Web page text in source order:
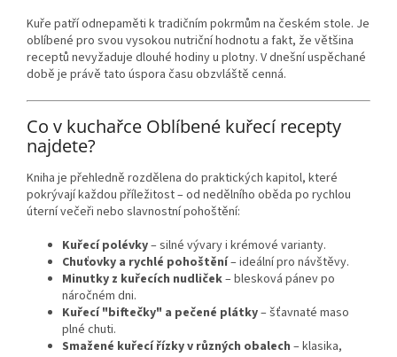
Kuře patří odnepaměti k tradičním pokrmům na českém stole. Je
oblíbené pro svou vysokou nutriční hodnotu a fakt, že většina
receptů nevyžaduje dlouhé hodiny u plotny. V dnešní uspěchané
době je právě tato úspora času obzvláště cenná.
Co v kuchařce Oblíbené kuřecí recepty
najdete?
Kniha je přehledně rozdělena do praktických kapitol, které
pokrývají každou příležitost – od nedělního oběda po rychlou
úterní večeři nebo slavnostní pohoštění:
Kuřecí polévky– silné vývary i krémové varianty.
Chuťovky a rychlé pohoštění– ideální pro návštěvy.
Minutky z kuřecích nudliček– blesková pánev po
náročném dni.
Kuřecí "biftečky" a pečené plátky– šťavnaté maso
plné chuti.
Smažené kuřecí řízky v různých obalech – klasika,